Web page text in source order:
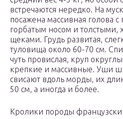
встречаются нередко. На
посажена массивная голова
горбатым носом и
щеками. Грудь развитая,
туловища около 60-70 см.
чуть провислая, круп
крепкие и массивные. Уши
свисают вдоль морды, их
50 см, а иногда и более.
Кролики породы